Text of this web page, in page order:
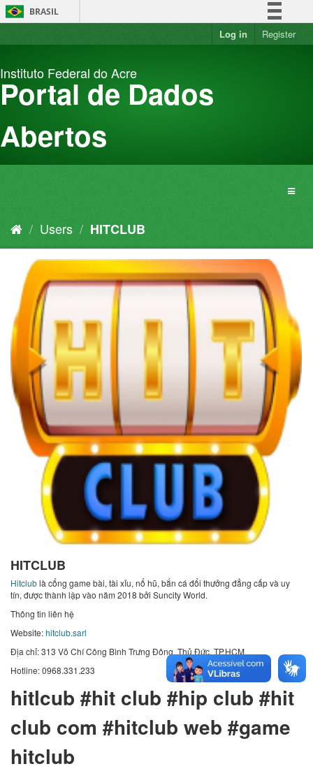
Skip
to
BRASIL
Simplifique!
Acesso à informação
Log in Register
Instituto Federal do Acre
Portal de Dados
Abertos
Users HITCLUB
HITCLUB
Hitclublà cổng game bài, tài xỉu, nổ hũ, bắn cá đổi thưởng đẳng cấp và uy
tín, được thành lập vào năm 2018 bởi Suncity World.
Thông tin liên hệ
Website:hitclub.sarl
Địa chỉ: 313 Võ Chí Công Bình Trưng Đông, Thủ Đức, TP.HCM
Hotline: 0968.331.233
hitlcub #hit club #hip club #hit
club com #hitclub web #game
hitclub